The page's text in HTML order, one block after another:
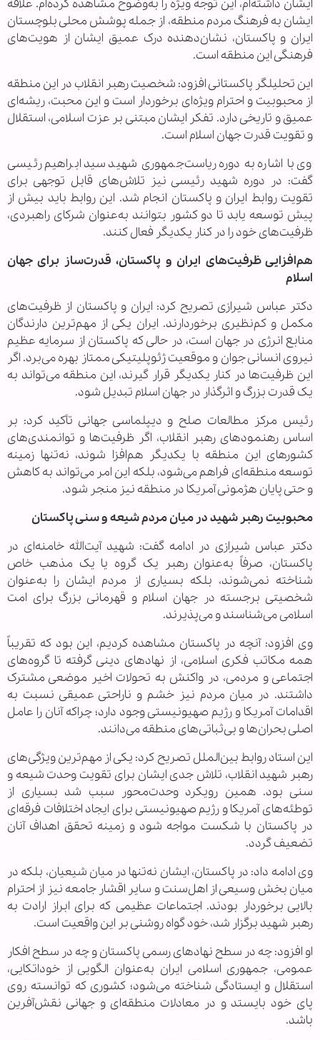
ایشان داشته‌ام، این توجه ویژه را به‌وضوح مشاهده کرده‌ام. علاقه
ایشان به فرهنگ مردم منطقه، از جمله پوشش محلی بلوچستان
ایران و پاکستان، نشان‌دهنده درک عمیق ایشان از هویت‌های
فرهنگی این منطقه است.
این تحلیلگر پاکستانی افزود: شخصیت رهبر انقلاب در این منطقه
از محبوبیت و احترام ویژه‌ای برخوردار است و این محبت، ریشه‌ای
عمیق و تاریخی دارد. تفکر ایشان مبتنی بر عزت اسلامی، استقلال
و تقویت قدرت جهان اسلام است.
وی با اشاره به دوره ریاست‌جمهوری شهید سید ابراهیم رئیسی
گفت: در دوره شهید رئیسی نیز تلاش‌های قابل توجهی برای
تقویت روابط ایران و پاکستان انجام شد. این روابط باید بیش از
پیش توسعه یابد تا دو کشور بتوانند به‌عنوان شرکای راهبردی،
ظرفیت‌های خود را در کنار یکدیگر فعال کنند.
هم‌افزایی ظرفیت‌های ایران و پاکستان، قدرت‌ساز برای جهان
اسلام
دکتر عباس شیرازی تصریح کرد: ایران و پاکستان از ظرفیت‌های
مکمل و کم‌نظیری برخوردارند. ایران یکی از مهم‌ترین دارندگان
منابع انرژی در جهان است، در حالی که پاکستان از سرمایه عظیم
نیروی انسانی جوان و موقعیت ژئوپلیتیکی ممتاز بهره می‌برد. اگر
این ظرفیت‌ها در کنار یکدیگر قرار گیرند، این منطقه می‌تواند به
یک قدرت بزرگ و اثرگذار در جهان اسلام تبدیل شود.
رئیس مرکز مطالعات صلح و دیپلماسی جهانی تأکید کرد: بر
اساس رهنمودهای رهبر انقلاب، اگر ظرفیت‌ها و توانمندی‌های
کشورهای این منطقه با یکدیگر هم‌افزا شوند، نه‌تنها زمینه
توسعه منطقه‌ای فراهم می‌شود، بلکه این امر می‌تواند به کاهش
و حتی پایان هژمونی آمریکا در منطقه نیز منجر شود.
محبوبیت رهبر شهید در میان مردم شیعه و سنی پاکستان
دکتر عباس شیرازی در ادامه گفت: شهید آیت‌الله خامنه‌ای در
پاکستان، صرفاً به‌عنوان رهبر یک گروه یا یک مذهب خاص
شناخته نمی‌شوند، بلکه بسیاری از مردم ایشان را به‌عنوان
شخصیتی برجسته در جهان اسلام و قهرمانی بزرگ برای امت
اسلامی می‌شناسند و می‌پذیرند.
وی افزود: آنچه در پاکستان مشاهده کردیم، این بود که تقریباً
همه مکاتب فکری اسلامی، از نهادهای دینی گرفته تا گروه‌های
اجتماعی و مردمی، در واکنش به تحولات اخیر موضعی مشترک
داشتند. در میان مردم نیز خشم و ناراحتی عمیقی نسبت به
اقدامات آمریکا و رژیم صهیونیستی وجود دارد؛ چراکه آنان را عامل
اصلی بحران‌ها و بی‌ثباتی‌های منطقه می‌دانند.
این استاد روابط بین‌الملل تصریح کرد: یکی از مهم‌ترین ویژگی‌های
رهبر شهید انقلاب، تلاش جدی ایشان برای تقویت وحدت شیعه و
سنی بود. همین رویکرد وحدت‌محور سبب شد بسیاری از
توطئه‌های آمریکا و رژیم صهیونیستی برای ایجاد اختلافات فرقه‌ای
در پاکستان با شکست مواجه شود و زمینه تحقق اهداف آنان
تضعیف گردد.
وی ادامه داد: در پاکستان، ایشان نه‌تنها در میان شیعیان، بلکه در
میان بخش وسیعی از اهل‌سنت و سایر اقشار جامعه نیز از احترام
بالایی برخوردار بودند. اجتماعات عظیمی که برای ابراز ارادت به
رهبر شهید برگزار شد، خود گواه روشنی بر این واقعیت است.
او افزود: چه در سطح نهادهای رسمی پاکستان و چه در سطح افکار
عمومی، جمهوری اسلامی ایران به‌عنوان الگویی از خوداتکایی،
استقلال و ایستادگی شناخته می‌شود؛ کشوری که توانسته روی
پای خود بایستد و در معادلات منطقه‌ای و جهانی نقش‌آفرین
باشد.